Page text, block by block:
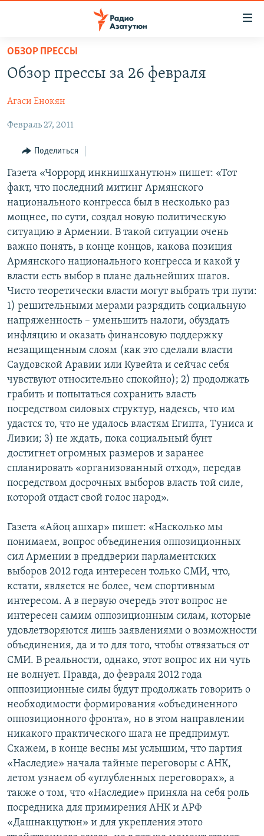
Перейти
основному
Перейти
навигации
поиску
ГЛАВНАЯ
НОВОСТИ
ПОЛИТИКА
ОБЩЕСТВО
ЭКОНОМИКА
РЕГИОН
НАГОРНЫЙ КАРАБАХ
СПОРТ
Հայերեն
English
Русский
Все сайты Радио Азатутюн
ОБЗОР ПРЕССЫ
Обзор прессы за 26 февраля
Агаси Енокян
Февраль 27, 2011
Поделиться
Газета «Чоррорд инкнишханутюн» пишет: «Тот
факт, что последний митинг Армянского
национального конгресса был в несколько раз
мощнее, по сути, создал новую политическую
ситуацию в Армении. В такой ситуации очень
важно понять, в конце концов, какова позиция
Армянского национального конгресса и какой у
власти есть выбор в плане дальнейших шагов.
Чисто теоретически власти могут выбрать три пути:
1) решительными мерами разрядить социальную
напряженность – уменьшить налоги, обуздать
инфляцию и оказать финансовую поддержку
незащищенным слоям (как это сделали власти
Саудовской Аравии или Кувейта и сейчас себя
чувствуют относительно спокойно); 2) продолжать
грабить и попытаться сохранить власть
посредством силовых структур, надеясь, что им
удастся то, что не удалось властям Египта, Туниса и
Ливии; 3) не ждать, пока социальный бунт
достигнет огромных размеров и заранее
спланировать «организованный отход», передав
посредством досрочных выборов власть той силе,
которой отдаст свой голос народ».
Газета «Айоц ашхар» пишет: «Насколько мы
понимаем, вопрос объединения оппозиционных
сил Армении в преддверии парламентских
выборов 2012 года интересен только СМИ, что,
кстати, является не более, чем спортивным
интересом. А в первую очередь этот вопрос не
интересен самим оппозиционным силам, которые
удовлетворяются лишь заявлениями о возможности
объединения, да и то для того, чтобы отвязаться от
СМИ. В реальности, однако, этот вопрос их ни чуть
не волнует. Правда, до февраля 2012 года
оппозиционные силы будут продолжать говорить о
необходимости формирования «объединенного
оппозиционного фронта», но в этом направлении
никакого практического шага не предпримут.
Скажем, в конце весны мы услышим, что партия
«Наследие» начала тайные переговоры с АНК,
летом узнаем об «углубленных переговорах», а
также о том, что «Наследие» приняла на себя роль
посредника для примирения АНК и АРФ
«Дашнакцутюн» и для укрепления этого